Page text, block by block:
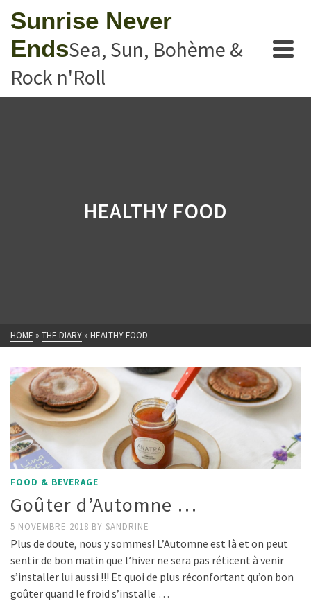
Sunrise Never
EndsSea, Sun, Bohème &
Rock n'Roll
HEALTHY FOOD
HOME » THE DIARY » HEALTHY FOOD
FOOD & BEVERAGE
Goûter d’Automne …
5 NOVEMBRE 2018 BY SANDRINE
Plus de doute, nous y sommes! L’Automne est là et on peut
sentir de bon matin que l’hiver ne sera pas réticent à venir
s’installer lui aussi !!! Et quoi de plus réconfortant qu’on bon
goûter quand le froid s’installe …